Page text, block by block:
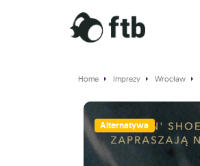
Home Imprezy Wrocław
Alternatywa